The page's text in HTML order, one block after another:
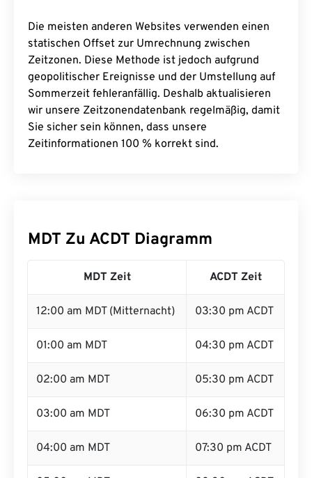
Die meisten anderen Websites verwenden einen
statischen Offset zur Umrechnung zwischen
Zeitzonen. Diese Methode ist jedoch aufgrund
geopolitischer Ereignisse und der Umstellung auf
Sommerzeit fehleranfällig. Deshalb aktualisieren
wir unsere Zeitzonendatenbank regelmäßig, damit
Sie sicher sein können, dass unsere
Zeitinformationen 100 % korrekt sind.
MDT Zu ACDT Diagramm
MDT Zeit ACDT Zeit
12:00 am MDT (Mitternacht) 03:30 pm ACDT
01:00 am MDT 04:30 pm ACDT
02:00 am MDT 05:30 pm ACDT
03:00 am MDT 06:30 pm ACDT
04:00 am MDT 07:30 pm ACDT